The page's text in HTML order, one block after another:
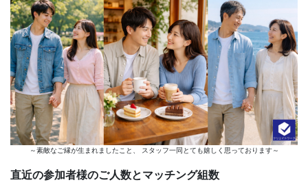
～素敵なご縁が生まれましたこと、 スタッフ一同とても嬉しく思っております～
直近の参加者様のご人数とマッチング組数